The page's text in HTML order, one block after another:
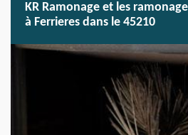
KR Ramonage et les
à Ferrieres dans le 45210